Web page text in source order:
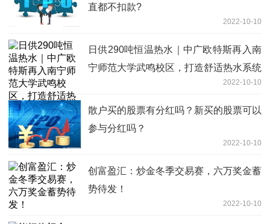
直都不扣款?
2022-10-10
日供290吨恒温热水｜中广欧特斯再入南
宁师范大学武鸣校区，打造舒适热水系统
2022-10-10
散户买的股票有分红吗？新买的股票可以
参与分红吗？
2022-10-10
创富盈汇：炒金冬季交易赛，六万奖金蓄
势待发！
2022-10-10